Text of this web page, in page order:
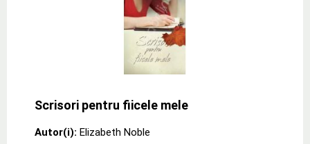
Scrisori pentru fiicele mele
Autor(i): Elizabeth Noble